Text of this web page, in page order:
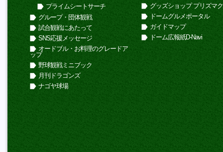
プライムシートサーチ
グループ・団体観戦
試合観戦にあたって
SNS応援メッセージ
オードブル・お料理のグレードア
ップ
野球観戦ミニブック
月刊ドラゴンズ
ナゴヤ球場
グッズショップ プリズマ
ドームグルメポータル
ガイドマップ
ドーム広報紙D-Navi